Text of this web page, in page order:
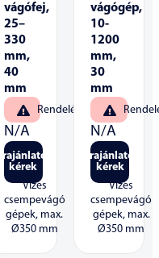
vágófej,
25–
330
mm,
40
mm
Rendelésre
N/A
Árajánlatot
kérek
Vizes
csempevágó
gépek, max.
Ø350 mm
vágógép,
10-
1200
mm,
30
mm
N/A
Árajánlatot
kérek
Vizes
csempevágó
gépek, max.
Ø350 mm